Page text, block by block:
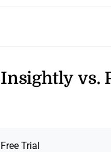
Insightly vs.
Free Trial